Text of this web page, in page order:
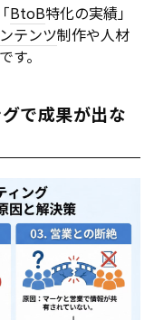
BtoB特化の実績」
テンツ制作や人材
。
で成果が出な